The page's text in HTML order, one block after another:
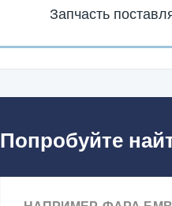
Запчасть
Попробуйте